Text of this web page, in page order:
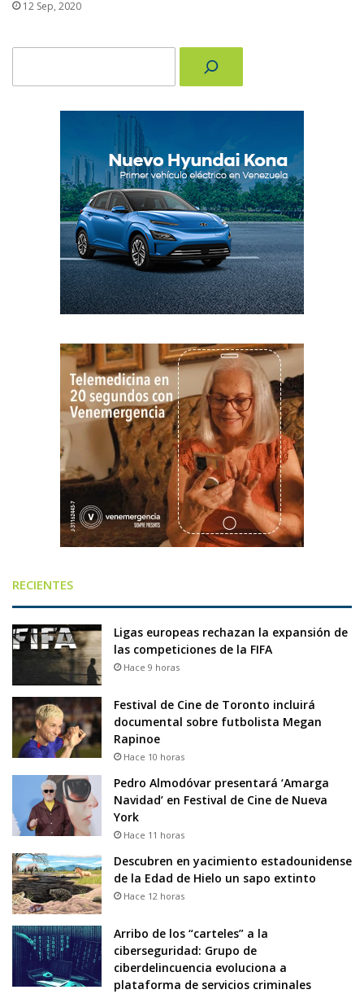
12 Sep, 2020
RECIENTES
Ligas europeas rechazan la expansión de
las competiciones de la FIFA
Hace 9 horas
Festival de Cine de Toronto incluirá
documental sobre futbolista Megan
Rapinoe
Hace 10 horas
Pedro Almodóvar presentará ‘Amarga
Navidad’ en Festival de Cine de Nueva
York
Hace 11 horas
Descubren en yacimiento estadounidense
de la Edad de Hielo un sapo extinto
Hace 12 horas
Arribo de los “carteles” a la
ciberseguridad: Grupo de
ciberdelincuencia evoluciona a
plataforma de servicios criminales